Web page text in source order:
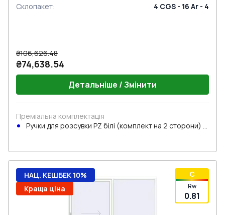
Склопакет: 4 CGS - 16 Ar - 4
₴106,626.48
₴74,638.54
Детальніше / Змінити
Преміальна комплектація
Ручки для розсувки PZ білі (комплект на 2 сторони) з
C
Rw
0.81
НАЦ. КЕШБЕК 10%
Краща ціна